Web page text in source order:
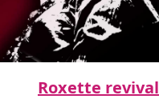
Roxette revival